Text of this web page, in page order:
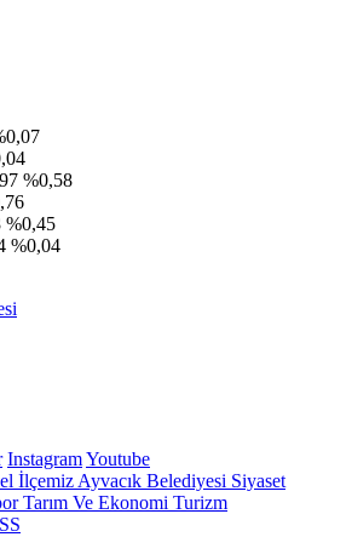
%0,58
%0,45
%0,04
InstagramYoutube
İlçemiz Ayvacık Belediyesi Siyaset
Tarım Ve Ekonomi Turizm